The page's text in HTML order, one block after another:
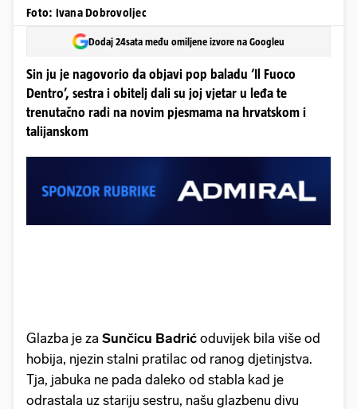
Foto: Ivana Dobrovoljec
Dodaj 24sata među omiljene izvore na Googleu
Sin ju je nagovorio da objavi pop baladu ‘Il Fuoco
Dentro’, sestra i obitelj dali su joj vjetar u leđa te
trenutačno radi na novim pjesmama na hrvatskom i
talijanskom
Glazba je za Sunčicu Badrić oduvijek bila više od
hobija, njezin stalni pratilac od ranog djetinjstva.
Tja, jabuka ne pada daleko od stabla kad je
odrastala uz stariju sestru, našu glazbenu divu